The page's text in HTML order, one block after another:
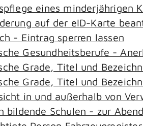
eines minderjährigen
auf der eID-Karte
- Eintrag sperren lassen
Gesundheitsberufe -
Grade, Titel und
Grade, Titel und
in und außerhalb von
bildende Schulen - zur